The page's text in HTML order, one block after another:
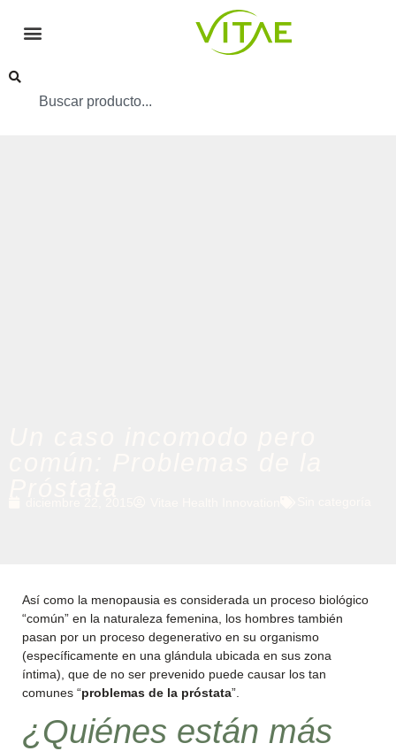
Así como la menopausia es considerada un proceso biológico
“común” en la naturaleza femenina, los hombres también
pasan por un proceso degenerativo en su organismo
(específicamente en una glándula ubicada en sus zona
íntima), que de no ser prevenido puede causar los tan
comunes “problemas de la próstata”.
¿Quiénes están más